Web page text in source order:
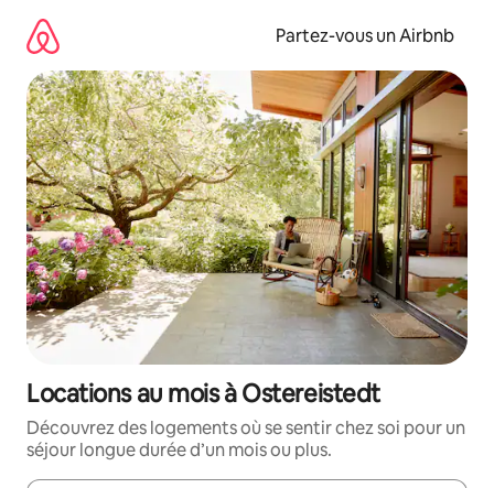
directement
contenu
Partez-vous un Airbnb
Locations au mois à Ostereistedt
Découvrez des logements où se sentir chez soi pour un
séjour longue durée d’un mois ou plus.